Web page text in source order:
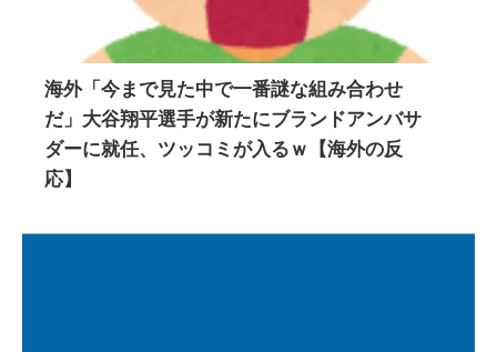
海外「今まで見た中で一番謎な組み合わせ
だ」大谷翔平選手が新たにブランドアンバサ
ダーに就任、ツッコミが入るｗ【海外の反
応】